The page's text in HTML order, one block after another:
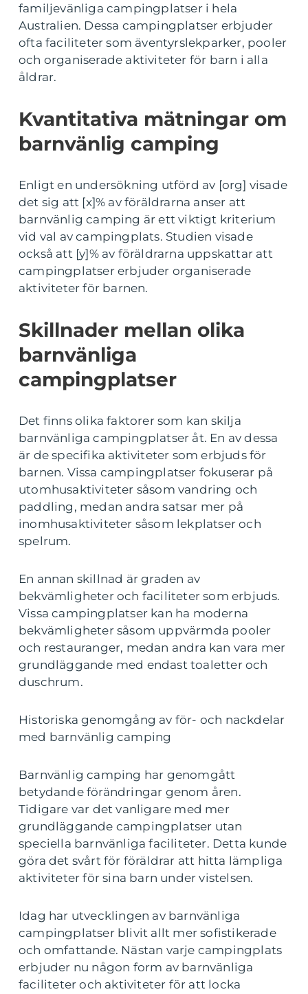
familjevänliga campingplatser i hela
Australien. Dessa campingplatser erbjuder
ofta faciliteter som äventyrslekparker, pooler
och organiserade aktiviteter för barn i alla
åldrar.
Kvantitativa mätningar om
barnvänlig camping
Enligt en undersökning utförd av [org] visade
det sig att [x]% av föräldrarna anser att
barnvänlig camping är ett viktigt kriterium
vid val av campingplats. Studien visade
också att [y]% av föräldrarna uppskattar att
campingplatser erbjuder organiserade
aktiviteter för barnen.
Skillnader mellan olika
barnvänliga
campingplatser
Det finns olika faktorer som kan skilja
barnvänliga campingplatser åt. En av dessa
är de specifika aktiviteter som erbjuds för
barnen. Vissa campingplatser fokuserar på
utomhusaktiviteter såsom vandring och
paddling, medan andra satsar mer på
inomhusaktiviteter såsom lekplatser och
spelrum.
En annan skillnad är graden av
bekvämligheter och faciliteter som erbjuds.
Vissa campingplatser kan ha moderna
bekvämligheter såsom uppvärmda pooler
och restauranger, medan andra kan vara mer
grundläggande med endast toaletter och
duschrum.
Historiska genomgång av för- och nackdelar
med barnvänlig camping
Barnvänlig camping har genomgått
betydande förändringar genom åren.
Tidigare var det vanligare med mer
grundläggande campingplatser utan
speciella barnvänliga faciliteter. Detta kunde
göra det svårt för föräldrar att hitta lämpliga
aktiviteter för sina barn under vistelsen.
Idag har utvecklingen av barnvänliga
campingplatser blivit allt mer sofistikerade
och omfattande. Nästan varje campingplats
erbjuder nu någon form av barnvänliga
faciliteter och aktiviteter för att locka